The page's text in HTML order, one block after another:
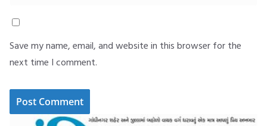
Save my name, email, and website in this browser for the
next time I comment.